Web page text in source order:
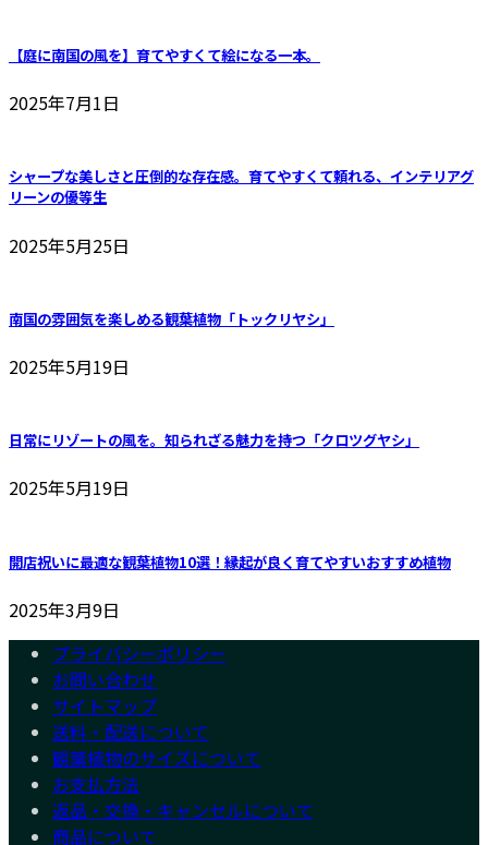
【庭に南国の風を】育てやすくて絵になる一本。
2025年7月1日
シャープな美しさと圧倒的な存在感。育てやすくて頼れる、インテリアグ
リーンの優等生
2025年5月25日
南国の雰囲気を楽しめる観葉植物「トックリヤシ」
2025年5月19日
日常にリゾートの風を。知られざる魅力を持つ「クロツグヤシ」
2025年5月19日
開店祝いに最適な観葉植物10選！縁起が良く育てやすいおすすめ植物
2025年3月9日
プライバシーポリシー
お問い合わせ
サイトマップ
送料・配送について
観葉植物のサイズについて
お支払方法
返品・交換・キャンセルについて
商品について